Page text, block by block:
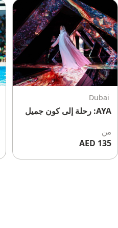
Dubai
AYA: رحلة إلى كون جميل
من
135 AED